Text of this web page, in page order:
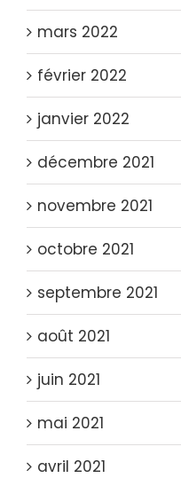
mars 2022
février 2022
janvier 2022
décembre 2021
novembre 2021
octobre 2021
septembre 2021
août 2021
juin 2021
mai 2021
avril 2021